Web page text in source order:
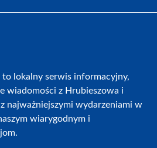
lokalny serwis informacyjny,
wiadomości z Hrubieszowa i
najważniejszymi wydarzeniami w
wiarygodnym i